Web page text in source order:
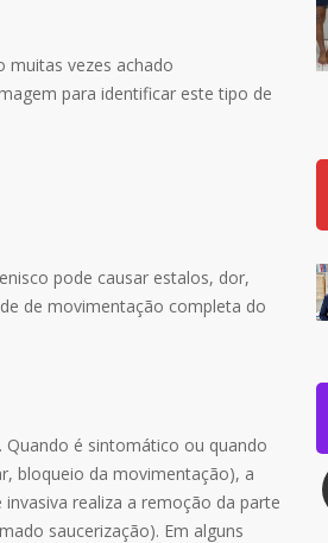
muitas vezes achado
para identificar este tipo de
pode causar estalos, dor,
de movimentação completa do
é sintomático ou quando
bloqueio da movimentação), a
realiza a remoção da parte
saucerização). Em alguns